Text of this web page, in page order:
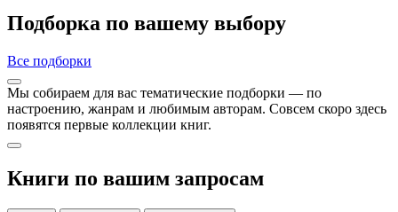
Подборка по вашему выбору
Все подборки
Мы собираем для вас тематические подборки — по
настроению, жанрам и любимым авторам. Совсем скоро здесь
появятся первые коллекции книг.
Книги по вашим запросам